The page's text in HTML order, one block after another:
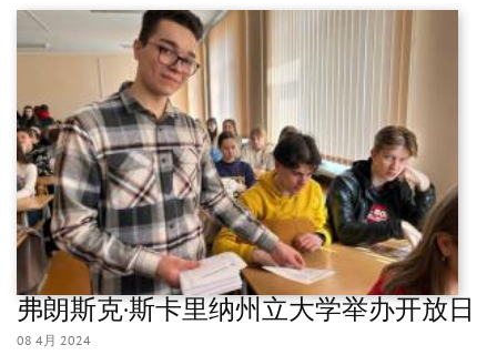
弗朗斯克·斯卡里纳州立大学举办开放日
08 4月 2024